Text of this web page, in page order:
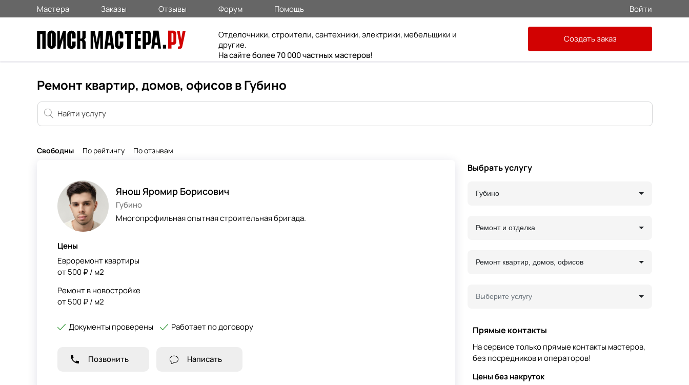
Мастера Заказы Отзывы Форум Помощь Войти
Отделочники, строители, сантехники, электрики, мебельщики и
другие.
На сайте более 70 000 частных мастеров!
Создать заказ
Ремонт квартир, домов, офисов в Губино
Свободны По рейтингу По отзывам
Янош Яромир Борисович
Губино
Многопрофильная опытная строительная бригада.
Цены
Евроремонт квартиры
от 500 ₽ / м2
Ремонт в новостройке
от 500 ₽ / м2
Документы проверены Работает по договору
Позвонить Написать
Выбрать услугу
Губино
Ремонт и отделка
Ремонт квартир, домов, офисов
Выберите услугу
Прямые контакты
На сервисе только прямые контакты мастеров,
без посредников и операторов!
Цены без накруток